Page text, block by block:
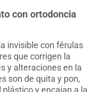
con ortodoncia
invisible con férulas
que corrigen la
y alteraciones en la
son de quita y pon,
y encajan a la